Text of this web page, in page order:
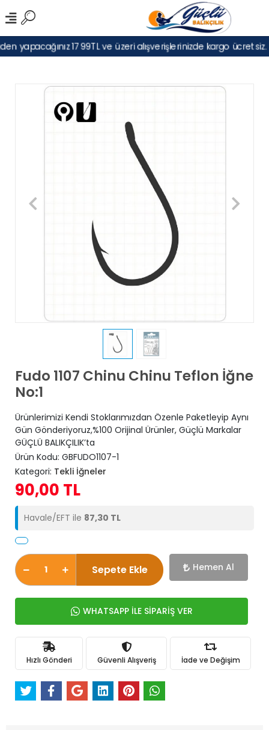
yapacağınız 1799TL ve üzeri alışverişlerinizde kargo ücretsiz.
Fudo 1107 Chinu Chinu Teflon İğne
No:1
Ürünlerimizi Kendi Stoklarımızdan Özenle Paketleyip Aynı
Gün Gönderiyoruz,%100 Orijinal Ürünler, Güçlü Markalar
GÜÇLÜ BALIKÇILIK’ta
Ürün Kodu: GBFUDO1107-1
Kategori: Tekli İğneler
90,00 TL
Havale/EFT ile 87,30 TL
Sepete Ekle Hemen Al
WHATSAPP İLE SİPARİŞ VER
Hızlı Gönderi Güvenli Alışveriş İade ve Değişim